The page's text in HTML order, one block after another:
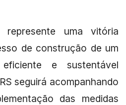
uma vitória
de construção de um
e sustentável
seguirá acompanhando
das medidas